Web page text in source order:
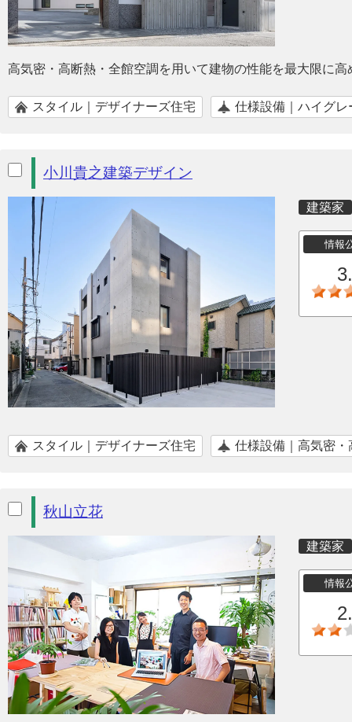
高気密・高断熱・全館空調を用いて建物の性能を最大限に
スタイル｜デザイナーズ住宅 仕様設備｜ハイグレ
小川貴之建築デザイン
建築家
情報
スタイル｜デザイナーズ住宅 仕様設備｜高気密・
秋山立花
建築家
情報